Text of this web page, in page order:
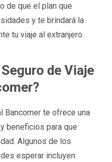
de que el plan que
y te brindará la
tu viaje al extranjero.
de Viaje
Bancomer te ofrece una
beneficios para que
Algunos de los
esperar incluyen: